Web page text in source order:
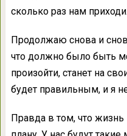
сколько раз нам
Продолжаю снова и
что должно было быть
произойти, станет на
будет правильным, и я
Правда в том, что